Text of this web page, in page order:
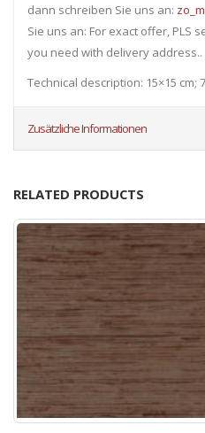
dann schreiben Sie uns an:
Sie uns an: For exact offer, PLS
you need with delivery address..
Technical description: 15×15 cm;
Zusätzliche Informationen
RELATED PRODUCTS